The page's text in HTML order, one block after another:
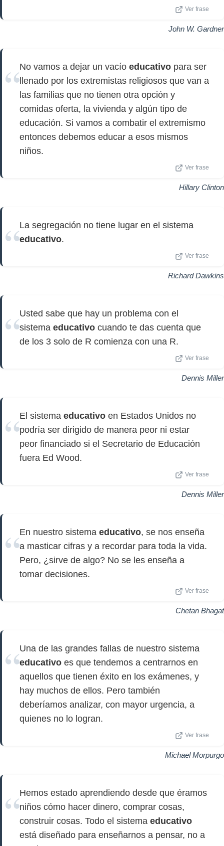
Ver frase
John W. Gardner
No vamos a dejar un vacío educativo para ser
llenado por los extremistas religiosos que van a
las familias que no tienen otra opción y
comidas oferta, la vivienda y algún tipo de
educación. Si vamos a combatir el extremismo
entonces debemos educar a esos mismos
niños.
Ver frase
Hillary Clinton
La segregación no tiene lugar en el sistema
educativo.
Ver frase
Richard Dawkins
Usted sabe que hay un problema con el
sistema educativo cuando te das cuenta que
de los 3 solo de R comienza con una R.
Ver frase
Dennis Miller
El sistema educativo en Estados Unidos no
podría ser dirigido de manera peor ni estar
peor financiado si el Secretario de Educación
fuera Ed Wood.
Ver frase
Dennis Miller
En nuestro sistema educativo, se nos enseña
a masticar cifras y a recordar para toda la vida.
Pero, ¿sirve de algo? No se les enseña a
tomar decisiones.
Ver frase
Chetan Bhagat
Una de las grandes fallas de nuestro sistema
educativo es que tendemos a centrarnos en
aquellos que tienen éxito en los exámenes, y
hay muchos de ellos. Pero también
deberíamos analizar, con mayor urgencia, a
quienes no lo logran.
Ver frase
Michael Morpurgo
Hemos estado aprendiendo desde que éramos
niños cómo hacer dinero, comprar cosas,
construir cosas. Todo el sistema educativo
está diseñado para enseñarnos a pensar, no a